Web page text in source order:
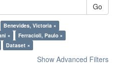
Go
Benevides, Victoria ×
×
Ferracioli, Paulo ×
Dataset ×
Show Advanced Filters